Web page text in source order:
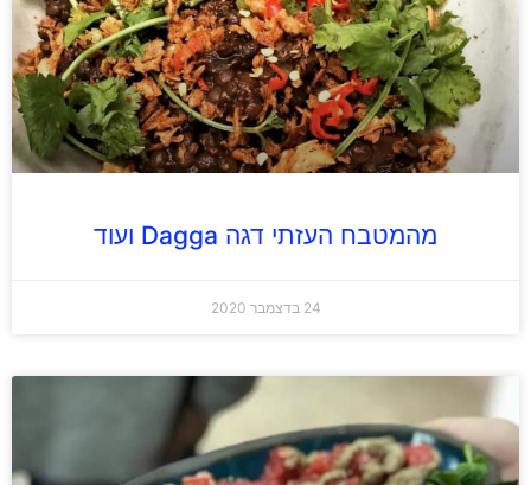
מהמטבח העזתי דגה Dagga ועוד
24 בדצמבר 2020